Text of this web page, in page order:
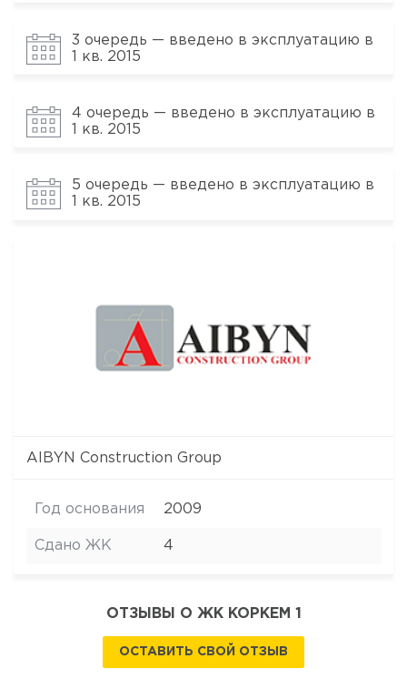
3 очередь — введено в эксплуатацию в
1 кв. 2015
4 очередь — введено в эксплуатацию в
1 кв. 2015
5 очередь — введено в эксплуатацию в
1 кв. 2015
AIBYN Construction Group
Год основания 2009
Сдано ЖК 4
ОТЗЫВЫ О ЖК КОРКЕМ 1
ОСТАВИТЬ СВОЙ ОТЗЫВ